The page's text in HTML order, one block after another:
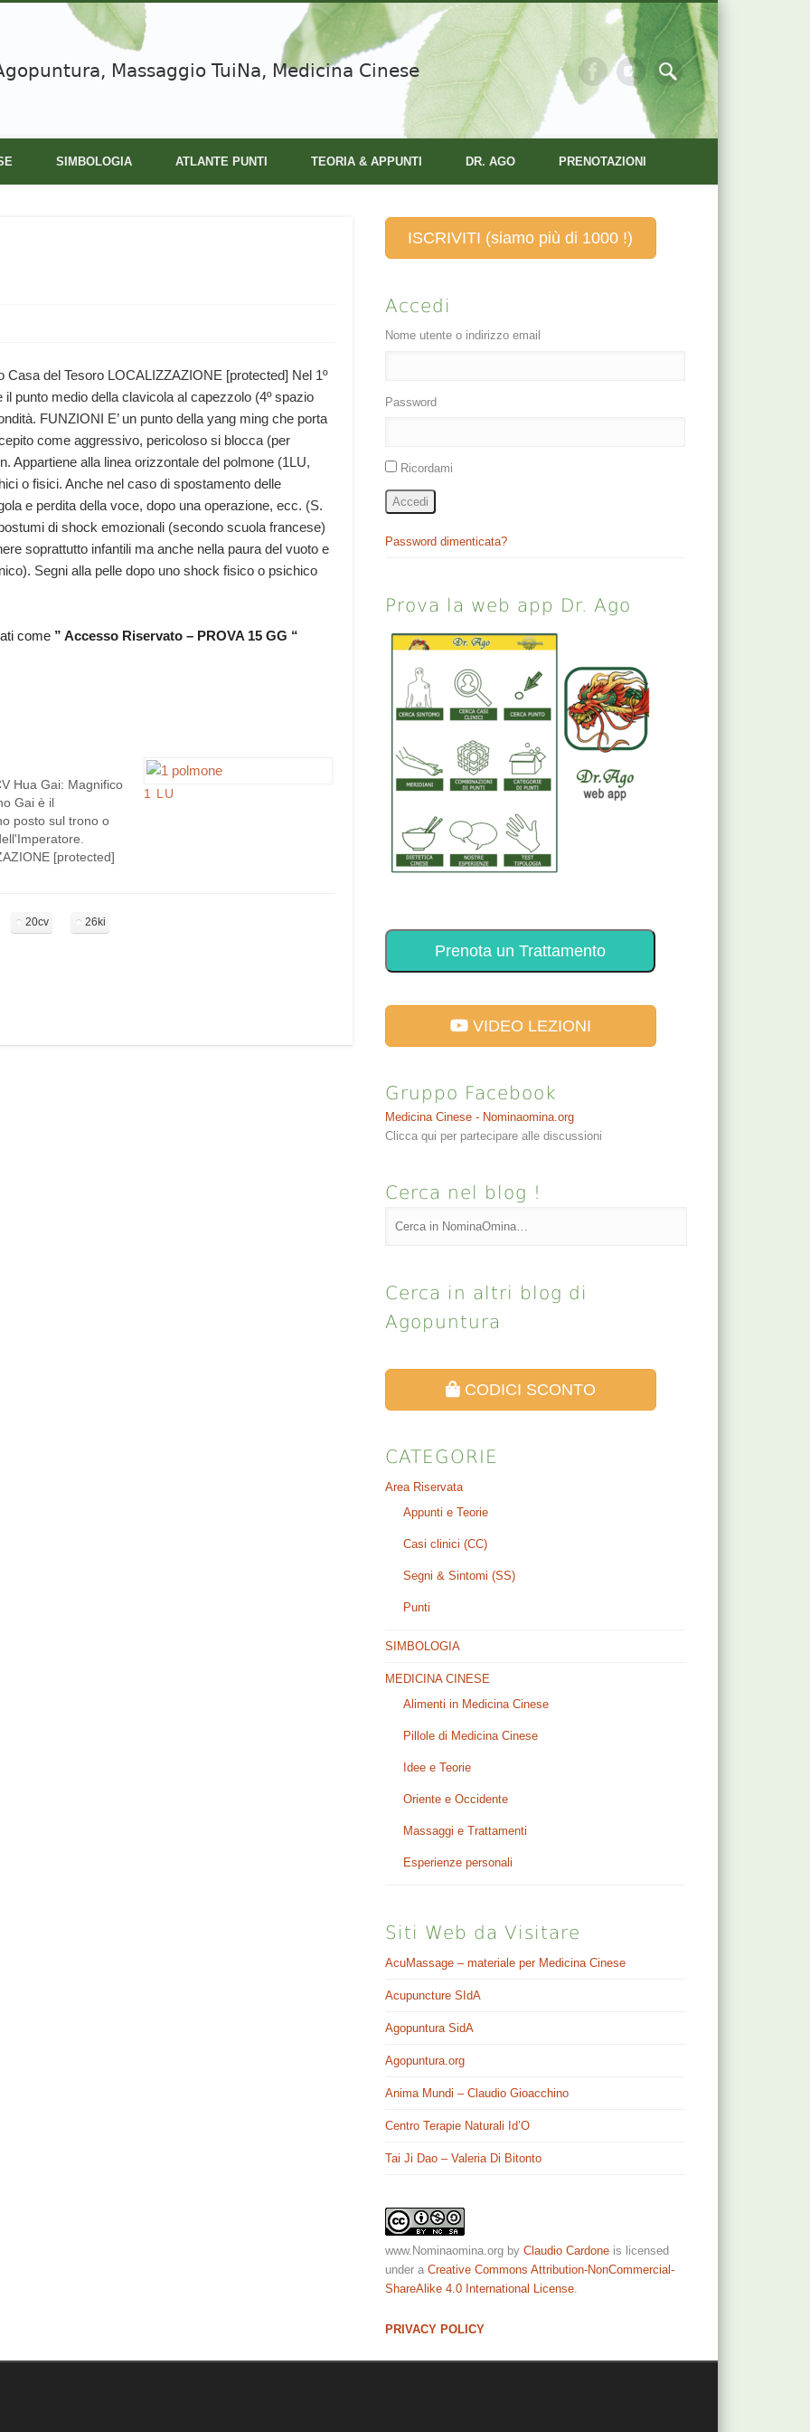
Massaggio TuiNa, Medicina Cinese
SIMBOLOGIA ATLANTE PUNTI TEORIA & APPUNTI DR. AGO PRENOTAZIONI
del Tesoro LOCALIZZAZIONE [protected] Nel 1º
punto medio della clavicola al capezzolo (4º spazio
FUNZIONI E’ un punto della yang ming che porta
come aggressivo, pericoloso si blocca (per
Appartiene alla linea orizzontale del polmone (1LU,
o fisici. Anche nel caso di spostamento delle
e perdita della voce, dopo una operazione, ecc. (S.
di shock emozionali (secondo scuola francese)
soprattutto infantili ma anche nella paura del vuoto e
Segni alla pelle dopo uno shock fisico o psichico
come ” Accesso Riservato – PROVA 15 GG “
Hua Gai: Magnifico
Gai è il
posto sul trono o
[protected]
Louis). Puntura
1 LU
20cv 26ki
ISCRIVITI (siamo più di 1000 !)
Accedi
Nome utente o indirizzo email
Password
Ricordami
Accedi
Password dimenticata?
Prova la web app Dr. Ago
Prenota un Trattamento
VIDEO LEZIONI
Gruppo Facebook
Medicina Cinese - Nominaomina.org
Clicca qui per partecipare alle discussioni
Cerca nel blog !
Cerca in altri blog di
Agopuntura
CODICI SCONTO
CATEGORIE
Area Riservata
Appunti e Teorie
Casi clinici (CC)
Segni & Sintomi (SS)
Punti
SIMBOLOGIA
MEDICINA CINESE
Alimenti in Medicina Cinese
Pillole di Medicina Cinese
Idee e Teorie
Oriente e Occidente
Massaggi e Trattamenti
Esperienze personali
Siti Web da Visitare
AcuMassage – materiale per Medicina Cinese
Acupuncture SIdA
Agopuntura SidA
Agopuntura.org
Anima Mundi – Claudio Gioacchino
Centro Terapie Naturali Id’O
Tai Ji Dao – Valeria Di Bitonto
www.Nominaomina.org byClaudio Cardone is licensed
under aCreative Commons Attribution-NonCommercial-
ShareAlike 4.0 International License
PRIVACY POLICY